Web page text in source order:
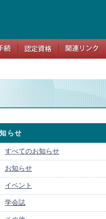
らせ
すべてのお知らせ
お知らせ
イベント
学会誌